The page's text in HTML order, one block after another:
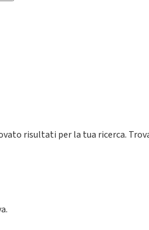
risultati per la tua ricerca.